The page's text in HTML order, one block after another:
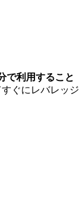
で利用すること
ぐにレバレッジ